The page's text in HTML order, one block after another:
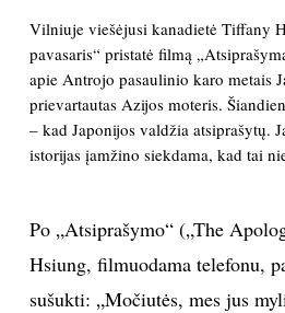
KULTŪRA
LAISVALAIKIS
KINAS
TEATRAS
Vilniuje viešėjusi kanadietė Tiffany
pavasaris“ pristatė filmą
apie Antrojo pasaulinio karo metais
prievartautas Azijos moteris.
– kad Japonijos valdžia atsiprašytų.
istorijas įamžino siekdama, kad tai
Po „Atsiprašymo“ („The
Hsiung, filmuodama telefonu,
sušukti: „Močiutės, mes jus